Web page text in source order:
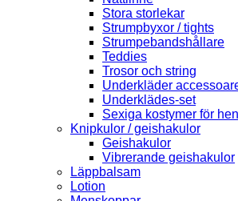
Stora storlekar
Strumpbyxor / tights
Strumpebandshållare
Teddies
Trosor och string
Underkläder
Underklädes-set
Sexiga kostymer för
Knipkulor / geishakulor
Geishakulor
Vibrerande geishakulor
Läppbalsam
Lotion